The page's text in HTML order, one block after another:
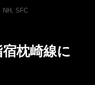
タ
NH , SFC
枕崎線に